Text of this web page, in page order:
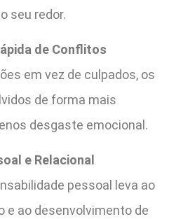
seu redor.
de Conflitos
em vez de culpados, os
de forma mais
desgaste emocional.
e Relacional
pessoal leva ao
e ao desenvolvimento de